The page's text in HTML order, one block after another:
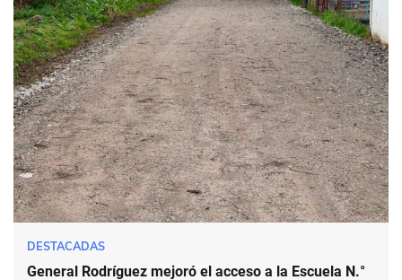
DESTACADAS
General Rodríguez mejoró el acceso a la Escuela N.°